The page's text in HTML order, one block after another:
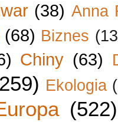
(38) Anna
(68) Biznes
Chiny (63)
Ekologia
(522)